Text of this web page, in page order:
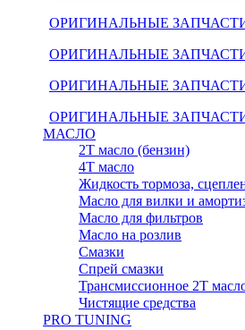
ОРИГИНАЛЬНЫЕ
ОРИГИНАЛЬНЫЕ
ОРИГИНАЛЬНЫЕ
ОРИГИНАЛЬНЫЕ
МАСЛО
2Т масло (бензин)
4Т масло
Жидкость тормоза,
Масло для вилки и
Масло для фильтров
Масло на розлив
Смазки
Спрей смазки
Трансмиссионное 2Т
Чистящие средства
PRO TUNING